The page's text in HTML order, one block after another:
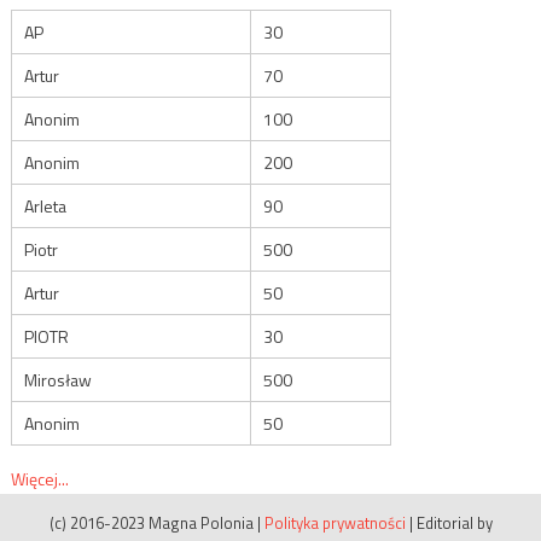
AP
30
Artur
70
Anonim
100
Anonim
200
Arleta
90
Piotr
500
Artur
50
PIOTR
30
Mirosław
500
Anonim
50
Więcej...
(c) 2016-2023 Magna Polonia | Polityka prywatności | Editorial by